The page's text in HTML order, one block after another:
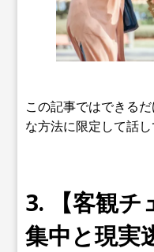
この記事ではできる
な方法に限定して話し
3. 【客観チ
集中と現実